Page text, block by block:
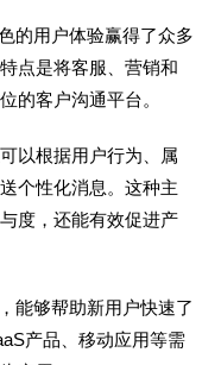
的用户体验赢得了众多
点是将客服、营销和
的客户沟通平台。
以根据用户行为、属
个性化消息。这种主
度，还能有效促进产
能够帮助新用户快速了
产品、移动应用等需